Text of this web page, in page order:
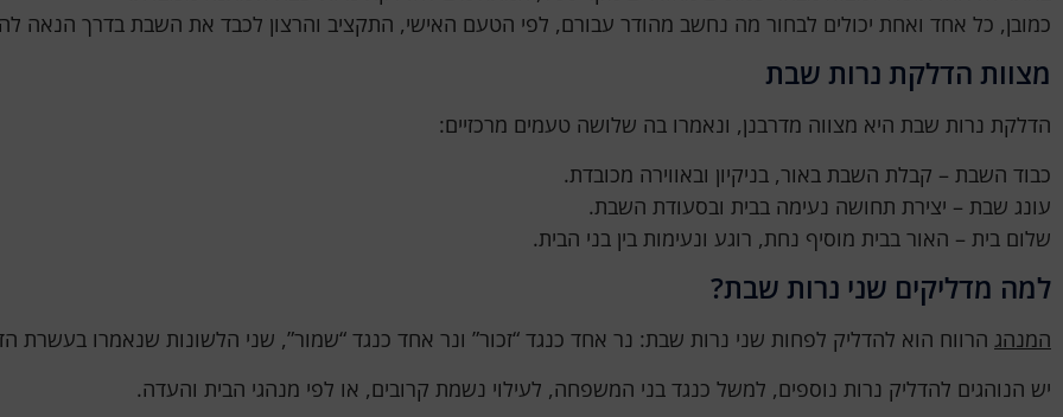
כמובן, כל אחד ואחת יכולים לבחור מה נחשב מהודר עבורם, לפי הטעם האישי, התקציב והרצון לכבד את השבת בדרך הנאה
מצוות הדלקת נרות שבת
הדלקת נרות שבת היא מצווה מדרבנן, ונאמרו בה שלושה טעמים מרכזיים:
כבוד השבת – קבלת השבת באור, בניקיון ובאווירה מכובדת.
עונג שבת – יצירת תחושה נעימה בבית ובסעודת השבת.
שלום בית – האור בבית מוסיף נחת, רוגע ונעימות בין בני הבית.
למה מדליקים שני נרות שבת?
המנהג הרווח הוא להדליק לפחות שני נרות שבת: נר אחד כנגד “זכור” ונר אחד כנגד “שמור”, שני הלשונות שנאמרו בעשרת
יש הנוהגים להדליק נרות נוספים, למשל כנגד בני המשפחה, לעילוי נשמת קרובים, או לפי מנהגי הבית והעדה.